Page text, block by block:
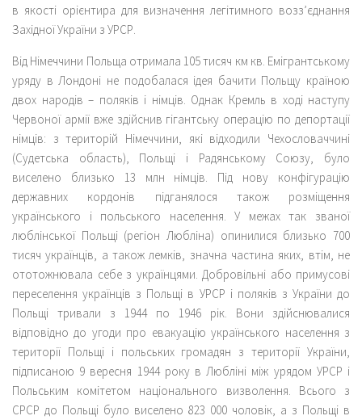
в якості орієнтира для визначення легітимного возз’єднання
Західної України з УРСР.
Від Німеччини Польща отримала 105 тисяч км кв. Емігрантському
уряду в Лондоні не подобалася ідея бачити Польщу країною
двох народів – поляків і німців. Однак Кремль в ході наступу
Червоної армії вже здійснив гігантську операцію по депортації
німців: з територій Німеччини, які відходили Чехословаччині
(Судетська область), Польщі і Радянському Союзу, було
виселено близько 13 млн німців. Під нову конфігурацію
державних кордонів підганялося також розміщення
українського і польського населення. У межах так званої
люблінської Польщі (регіон Любліна) опинилися близько 700
тисяч українців, а також лемків, значна частина яких, втім, не
ототожнювала себе з українцями. Добровільні або примусові
переселення українців з Польщі в УРСР і поляків з України до
Польщі тривали з 1944 по 1946 рік. Вони здійснювалися
відповідно до угоди про евакуацію українського населення з
території Польщі і польських громадян з території України,
підписаною 9 вересня 1944 року в Любліні між урядом УРСР і
Польським комітетом національного визволення. Всього з
СРСР до Польщі було виселено 823 000 чоловік, а з Польщі в